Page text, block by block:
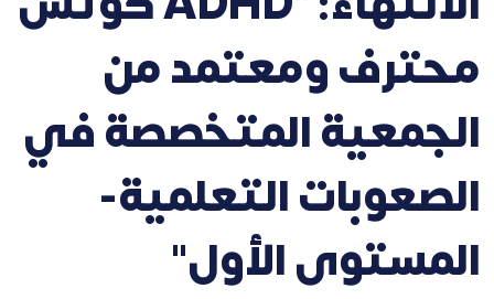
محترف ومعتمد من
الجمعية المتخصصة في
الصعوبات التعلمية-
المستوى الأول"